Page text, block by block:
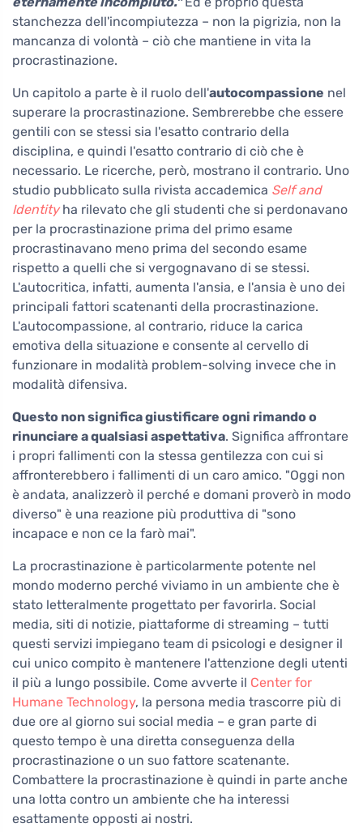
stanchezza dell'incompiutezza – non la pigrizia, non la
mancanza di volontà – ciò che mantiene in vita la
procrastinazione.
Un capitolo a parte è il ruolo dell'autocompassione nel
superare la procrastinazione. Sembrerebbe che essere
gentili con se stessi sia l'esatto contrario della
disciplina, e quindi l'esatto contrario di ciò che è
necessario. Le ricerche, però, mostrano il contrario. Uno
studio pubblicato sulla rivista accademica Self and
Identityha rilevato che gli studenti che si perdonavano
per la procrastinazione prima del primo esame
procrastinavano meno prima del secondo esame
rispetto a quelli che si vergognavano di se stessi.
L'autocritica, infatti, aumenta l'ansia, e l'ansia è uno dei
principali fattori scatenanti della procrastinazione.
L'autocompassione, al contrario, riduce la carica
emotiva della situazione e consente al cervello di
funzionare in modalità problem-solving invece che in
modalità difensiva.
Questo non significa giustificare ogni rimando o
rinunciare a qualsiasi aspettativa. Significa affrontare
i propri fallimenti con la stessa gentilezza con cui si
affronterebbero i fallimenti di un caro amico. "Oggi non
è andata, analizzerò il perché e domani proverò in modo
diverso" è una reazione più produttiva di "sono
incapace e non ce la farò mai".
La procrastinazione è particolarmente potente nel
mondo moderno perché viviamo in un ambiente che è
stato letteralmente progettato per favorirla. Social
media, siti di notizie, piattaforme di streaming – tutti
questi servizi impiegano team di psicologi e designer il
cui unico compito è mantenere l'attenzione degli utenti
il più a lungo possibile. Come avverte il Center for
Humane Technology, la persona media trascorre più di
due ore al giorno sui social media – e gran parte di
questo tempo è una diretta conseguenza della
procrastinazione o un suo fattore scatenante.
Combattere la procrastinazione è quindi in parte anche
una lotta contro un ambiente che ha interessi
esattamente opposti ai nostri.